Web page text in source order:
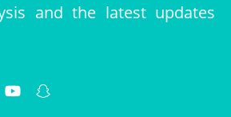
and the latest updates